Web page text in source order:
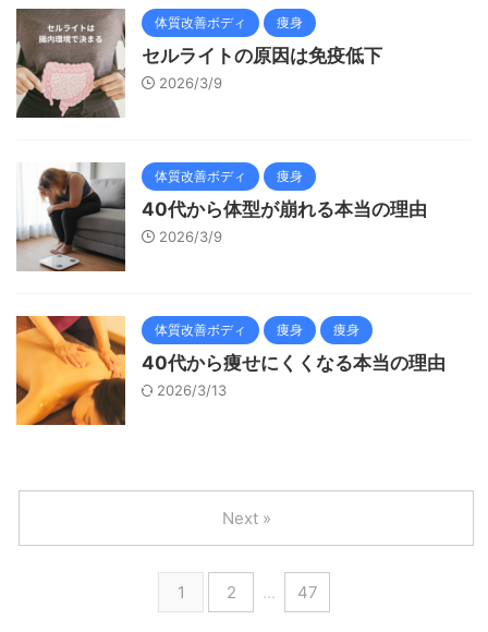
体質改善ボディ 痩身
セルライトの原因は免疫低下
2026/3/9
体質改善ボディ 痩身
40代から体型が崩れる本当の理由
2026/3/9
体質改善ボディ 痩身 痩身
40代から痩せにくくなる本当の理由
2026/3/13
1 2 … 47
Next »